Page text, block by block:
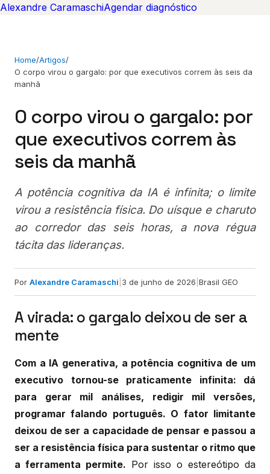
Alexandre CaramaschiAgendar diagnóstico
Home/Artigos/
O corpo virou o gargalo: por que executivos correm às seis da
manhã
O corpo virou o gargalo: por
que executivos correm às
seis da manhã
A potência cognitiva da IA é infinita; o limite
virou a resistência física. Do uísque e charuto
ao corredor das seis horas, a nova régua
tácita das lideranças.
Por Alexandre Caramaschi 3 de junho de 2026 Brasil GEO
A virada: o gargalo deixou de ser a
mente
Com a IA generativa, a potência cognitiva de um
executivo tornou-se praticamente infinita: dá
para gerar mil análises, redigir mil versões,
programar falando português. O fator limitante
deixou de ser a capacidade de pensar e passou a
ser a resistência física para sustentar o ritmo que
a ferramenta permite. Por isso o estereótipo da